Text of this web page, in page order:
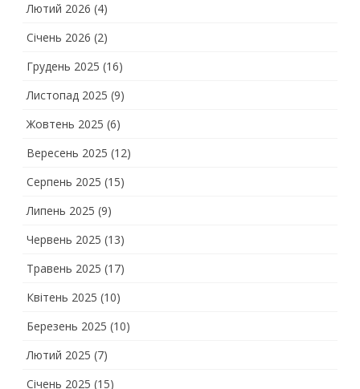
Лютий 2026 (4)
Січень 2026 (2)
Грудень 2025 (16)
Листопад 2025 (9)
Жовтень 2025 (6)
Вересень 2025 (12)
Серпень 2025 (15)
Липень 2025 (9)
Червень 2025 (13)
Травень 2025 (17)
Квітень 2025 (10)
Березень 2025 (10)
Лютий 2025 (7)
Січень 2025 (15)